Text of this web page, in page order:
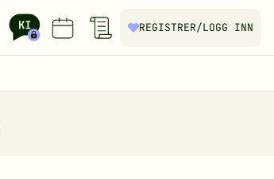
REGISTRER/LOGG INN